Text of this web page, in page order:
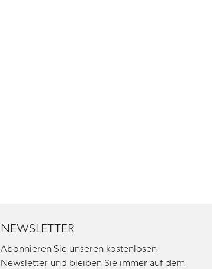
NEWSLETTER
Abonnieren Sie unseren kostenlosen
Newsletter und bleiben Sie immer auf dem